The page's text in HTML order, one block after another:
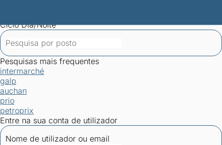
Ciclo Dia/Noite
Pesquisas mais frequentes
intermarché
galp
auchan
prio
petroprix
Entre na sua conta de utilizador
Nome de utilizador ou email